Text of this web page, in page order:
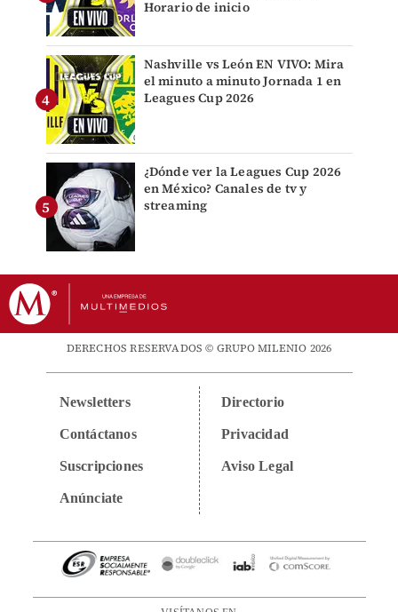
Horario de inicio
Nashville vs León EN VIVO: Mira
el minuto a minuto Jornada 1 en
Leagues Cup 2026
¿Dónde ver la Leagues Cup 2026
en México? Canales de tv y
streaming
DERECHOS RESERVADOS © GRUPO MILENIO 2026
Newsletters
Contáctanos
Suscripciones
Anúnciate
Directorio
Privacidad
Aviso Legal